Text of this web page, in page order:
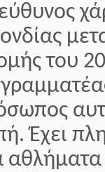
του
Έχει
αθλήματα